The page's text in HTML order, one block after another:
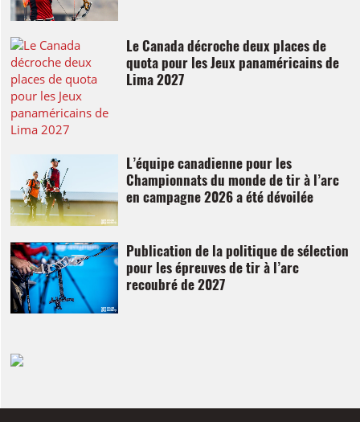
Le Canada décroche deux places de
quota pour les Jeux panaméricains de
Lima 2027
L’équipe canadienne pour les
Championnats du monde de tir à l’arc
en campagne 2026 a été dévoilée
Publication de la politique de sélection
pour les épreuves de tir à l’arc
recoubré de 2027